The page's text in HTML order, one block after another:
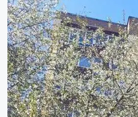
71кв.м.
Купити
63000 $